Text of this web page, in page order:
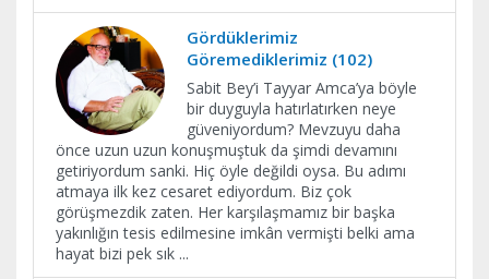
Gördüklerimiz
Göremediklerimiz (102)
Sabit Bey’i Tayyar Amca’ya böyle
bir duyguyla hatırlatırken neye
güveniyordum? Mevzuyu daha
önce uzun uzun konuşmuştuk da şimdi devamını
getiriyordum sanki. Hiç öyle değildi oysa. Bu adımı
atmaya ilk kez cesaret ediyordum. Biz çok
görüşmezdik zaten. Her karşılaşmamız bir başka
yakınlığın tesis edilmesine imkân vermişti belki ama
hayat bizi pek sık ...